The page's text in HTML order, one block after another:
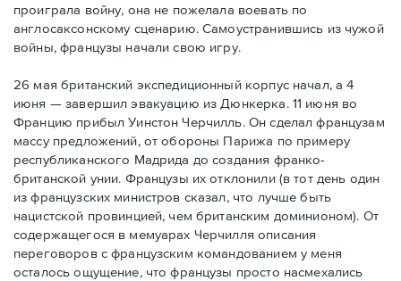
проиграла войну, она не пожелала воевать по
англосаксонскому сценарию. Самоустранившись из чужой
войны, французы начали свою игру.
26 мая британский экспедиционный корпус начал, а 4
июня — завершил эвакуацию из Дюнкерка. 11 июня во
Францию прибыл Уинстон Черчилль. Он сделал французам
массу предложений, от обороны Парижа по примеру
республиканского Мадрида до создания франко-
британской унии. Французы их отклонили (в тот день один
из французских министров сказал, что лучше быть
нацистской провинцией, чем британским доминионом). От
содержащегося в мемуарах Черчилля описания
переговоров с французским командованием у меня
осталось ощущение, что французы просто насмехались